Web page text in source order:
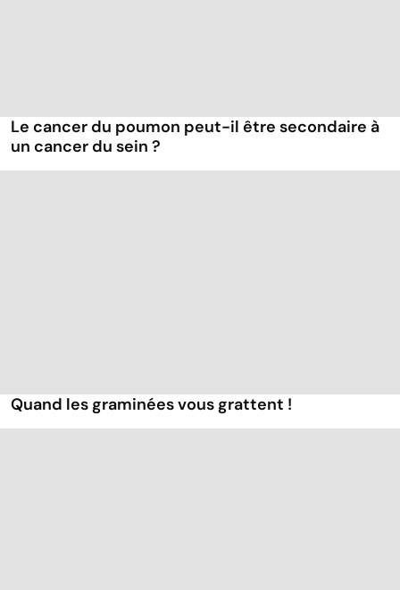
Le cancer du poumon peut-il être secondaire à
un cancer du sein ?
Quand les graminées vous grattent !